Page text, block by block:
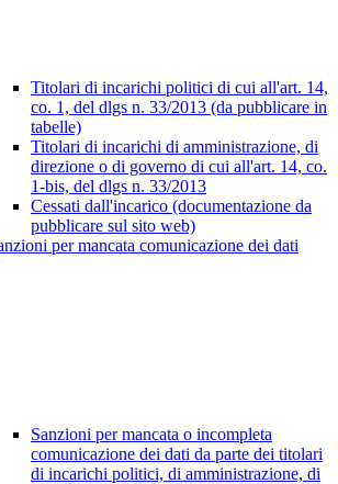
Titolari di incarichi politici di cui all'art. 14,
co. 1, del dlgs n. 33/2013 (da pubblicare in
tabelle)
Titolari di incarichi di amministrazione, di
direzione o di governo di cui all'art. 14, co.
1-bis, del dlgs n. 33/2013
Cessati dall'incarico (documentazione da
pubblicare sul sito web)
per mancata comunicazione dei dati
Sanzioni per mancata o incompleta
comunicazione dei dati da parte dei titolari
di incarichi politici, di amministrazione, di